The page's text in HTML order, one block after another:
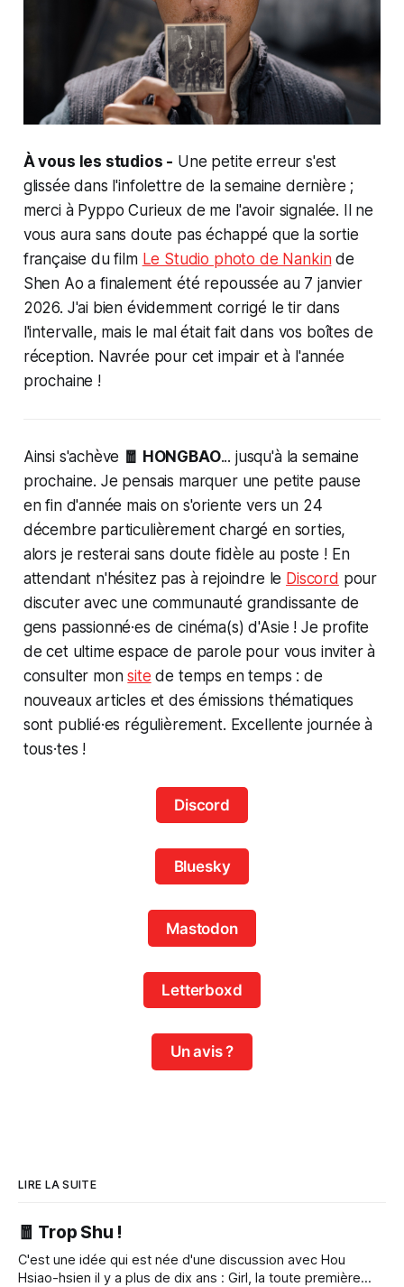
À vous les studios - Une petite erreur s'est
glissée dans l'infolettre de la semaine dernière ;
merci à Pyppo Curieux de me l'avoir signalée. Il ne
vous aura sans doute pas échappé que la sortie
française du film Le Studio photo de Nankinde
Shen Ao a finalement été repoussée au 7 janvier
2026. J'ai bien évidemment corrigé le tir dans
l'intervalle, mais le mal était fait dans vos boîtes de
réception. Navrée pour cet impair et à l'année
prochaine !
Ainsi s'achève 🧧 HONGBAO... jusqu'à la semaine
prochaine. Je pensais marquer une petite pause
en fin d'année mais on s'oriente vers un 24
décembre particulièrement chargé en sorties,
alors je resterai sans doute fidèle au poste ! En
attendant n'hésitez pas à rejoindre le Discord pour
discuter avec une communauté grandissante de
gens passionné·es de cinéma(s) d'Asie ! Je profite
de cet ultime espace de parole pour vous inviter à
consulter monsite de temps en temps : de
nouveaux articles et des émissions thématiques
sont publié·es régulièrement. Excellente journée à
tous·tes !
Discord
Bluesky
Mastodon
Letterboxd
Un avis ?
LIRE LA SUITE
🧧 Trop Shu !
C'est une idée qui est née d'une discussion avec Hou
Hsiao-hsien il y a plus de dix ans : Girl, la toute première